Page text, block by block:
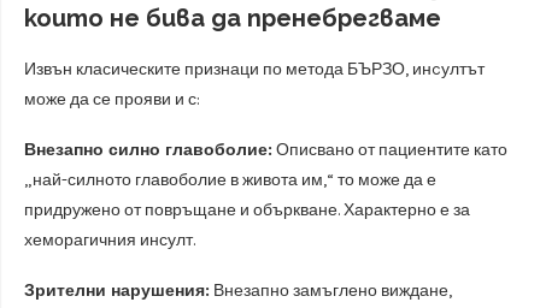
които не бива да пренебрегваме
Извън класическите признаци по метода БЪРЗО, инcултът
може да се прояви и с:
Внезапно силно главоболие: Описвано от пациентите като
„най-силното главоболие в живота им,“ то може да е
придружено от повръщане и объркване. Характерно е за
хеморагичния инсулт.
Зрителни нарушения: Внезапно замъглено виждане,